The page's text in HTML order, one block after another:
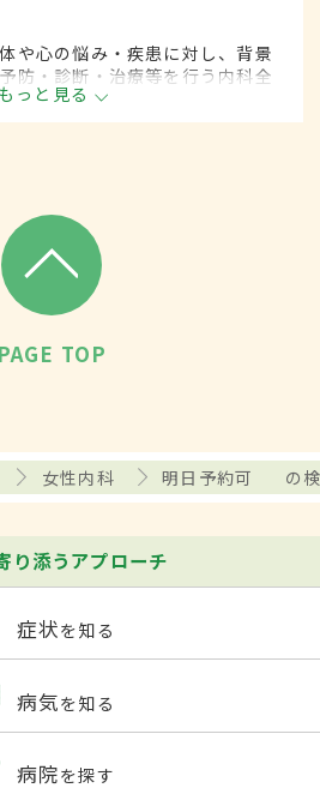
や心の悩み・疾患に対し、背景
防・診断・治療等を行う内科全
イルが多様化する中、女性の健
、必要に応じて連携医療機関へ
もっと見る
PAGE TOP
女性内科 明日予約可 の
り添うアプローチ
症状を知る
病気を知る
病院を探す